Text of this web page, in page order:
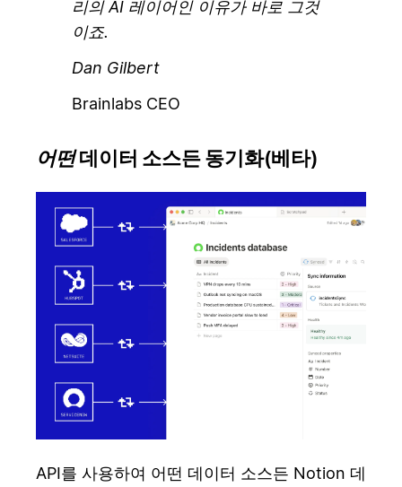
리의 AI 레이어인 이유가 바로 그것
이죠.
Dan Gilbert
Brainlabs CEO
어떤데이터 소스든 동기화(베타)
API를 사용하여 어떤 데이터 소스든 Notion 데